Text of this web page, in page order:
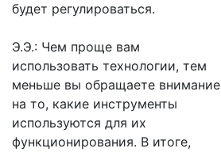
будет регулироваться.
Э.Э.: Чем проще вам
использовать технологии, тем
меньше вы обращаете внимание
на то, какие инструменты
используются для их
функционирования. В итоге,